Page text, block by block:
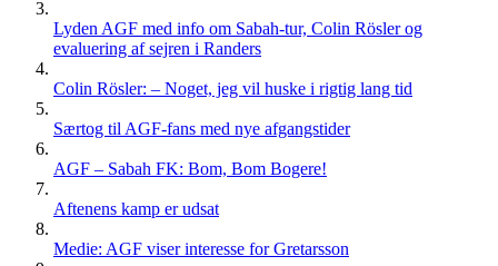
Lyden AGF med info om Sabah-tur, Colin Rösler og
evaluering af sejren i Randers
Colin Rösler: – Noget, jeg vil huske i rigtig lang tid
Særtog til AGF-fans med nye afgangstider
AGF – Sabah FK: Bom, Bom Bogere!
Aftenens kamp er udsat
Medie: AGF viser interesse for Gretarsson